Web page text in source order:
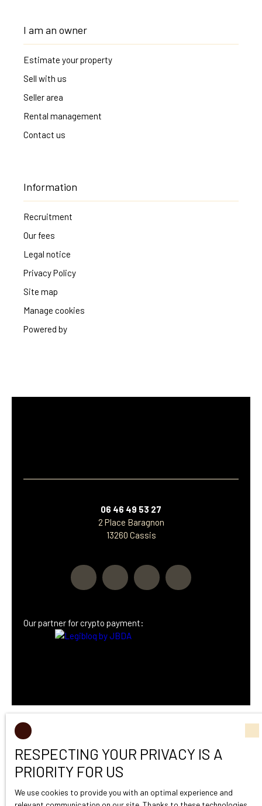
I am an owner
Estimate your property
Sell with us
Seller area
Rental management
Contact us
Information
Recruitment
Our fees
Legal notice
Privacy Policy
Site map
Manage cookies
Powered by
06 46 49 53 27
2 Place Baragnon
13260 Cassis
Our partner for crypto payment:
RESPECTING YOUR PRIVACY IS A
PRIORITY FOR US
We use cookies to provide you with an optimal experience and